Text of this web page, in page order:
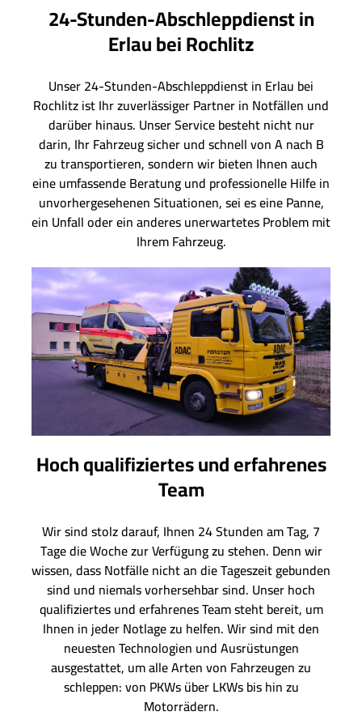
24-Stunden-Abschleppdienst in
Erlau bei Rochlitz
Unser 24-Stunden-Abschleppdienst in Erlau bei
Rochlitz ist Ihr zuverlässiger Partner in Notfällen und
darüber hinaus. Unser Service besteht nicht nur
darin, Ihr Fahrzeug sicher und schnell von A nach B
zu transportieren, sondern wir bieten Ihnen auch
eine umfassende Beratung und professionelle Hilfe in
unvorhergesehenen Situationen, sei es eine Panne,
ein Unfall oder ein anderes unerwartetes Problem mit
Ihrem Fahrzeug.
Hoch qualifiziertes und erfahrenes
Team
Wir sind stolz darauf, Ihnen 24 Stunden am Tag, 7
Tage die Woche zur Verfügung zu stehen. Denn wir
wissen, dass Notfälle nicht an die Tageszeit gebunden
sind und niemals vorhersehbar sind. Unser hoch
qualifiziertes und erfahrenes Team steht bereit, um
Ihnen in jeder Notlage zu helfen. Wir sind mit den
neuesten Technologien und Ausrüstungen
ausgestattet, um alle Arten von Fahrzeugen zu
schleppen: von PKWs über LKWs bis hin zu
Motorrädern.